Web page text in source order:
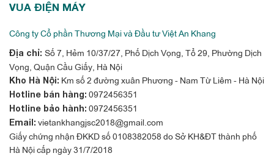
VUA ĐIỆN MÁY
Công ty Cổ phần Thương Mại và Đầu tư Việt An Khang
Địa chỉ: Số 7, Hẻm 10/37/27, Phố Dịch Vọng, Tổ 29, Phường Dịch
Vọng, Quận Cầu Giấy, Hà Nội
Kho Hà Nội: Km số 2 đường xuân Phương - Nam Từ Liêm - Hà Nội
Hotline bán hàng: 0972456351
Hotline bảo hành: 0972456351
Email: vietankhangjsc2018@gmail.com
Giấy chứng nhận ĐKKD số 0108382058 do Sở KH&ĐT thành phố
Hà Nội cấp ngày 31/7/2018